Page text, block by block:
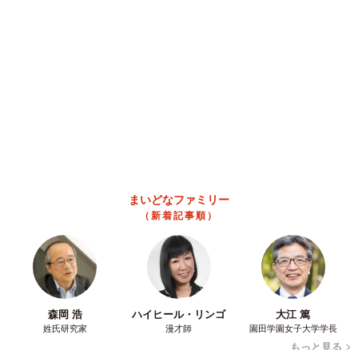
2026.08.07
猫用の爪研ぎおもちゃを買ったら…「これで合
ってますか？」予想外の使い方が大反響
「100点満点」「かわいいからよし！」
2歳半の長男と生後2カ月の次男の母 母子手帳
2冊をイラストでいっぱいに 見る人を楽しま
せる家族ストーリーに「かわいすぎる！」